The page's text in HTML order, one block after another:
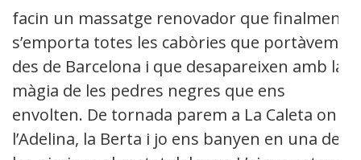
facin un massatge renovador que finalment
s’emporta totes les cabòries que portàvem
des de Barcelona i que desapareixen amb la
màgia de les pedres negres que ens
envolten. De tornada parem a La Caleta on
l’Adelina, la Berta i jo ens banyen en una de